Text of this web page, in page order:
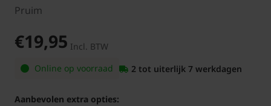
Pruim
€19,95 Incl. BTW
Online op voorraad
2 tot uiterlijk 7 werkdagen
Aanbevolen extra opties: